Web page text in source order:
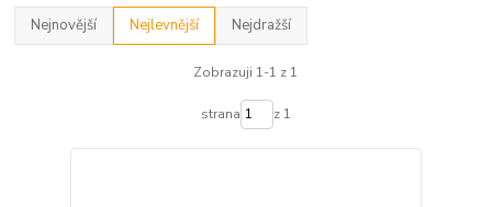
Nejnovější Nejlevnější Nejdražší
Zobrazuji 1-1 z 1
strana z 1